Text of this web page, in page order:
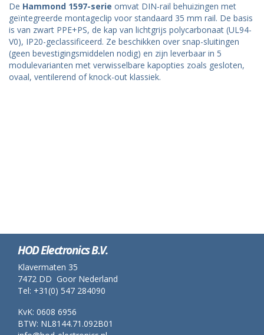
De Hammond 1597-serie omvat DIN-rail behuizingen met
geïntegreerde montageclip voor standaard 35 mm rail. De basis
is van zwart PPE+PS, de kap van lichtgrijs polycarbonaat (UL94-
V0), IP20-geclassificeerd. Ze beschikken over snap-sluitingen
(geen bevestigingsmiddelen nodig) en zijn leverbaar in 5
modulevarianten met verwisselbare kapopties zoals gesloten,
ovaal, ventilerend of knock-out klassiek.
HOD Electronics B.V.
Klavermaten 35
7472 DD Goor Nederland
Tel: +31(0) 547 284090
KvK: 0608 6956
BTW: NL8144.71.092B01